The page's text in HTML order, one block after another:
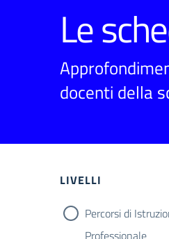
Le
docenti della
Filtri
LIVELLI
Percorsi di
Professionale